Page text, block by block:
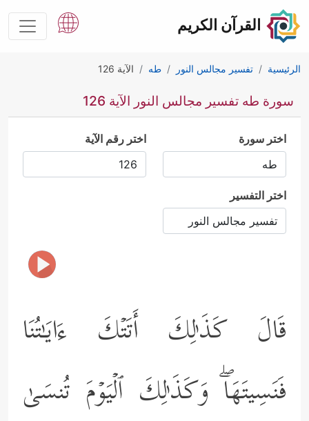
القرآن الكريم
الرئيسية تفسير مجالس النور طه الآية 126
سورة طه تفسير مجالس النور الآية 126
اختر سورة اختر رقم الآية
اختر التفسير
قَالَ كَذَ ٰ⁠لِكَ أَتَتۡكَ ءَایَـٰتُنَا
فَنَسِیتَهَاۖ وَكَذَ ٰ⁠لِكَ ٱلۡیَوۡمَ تُنسَىٰ